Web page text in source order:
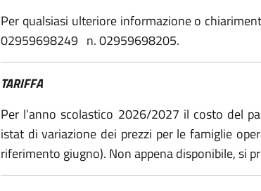
Per qualsiasi ulteriore informazione o
02959698249 n. 02959698205.
TARIFFA
Per l’anno scolastico 2026/2027 il costo del
istat di variazione dei prezzi per le famiglie
riferimento giugno). Non appena disponibile, si